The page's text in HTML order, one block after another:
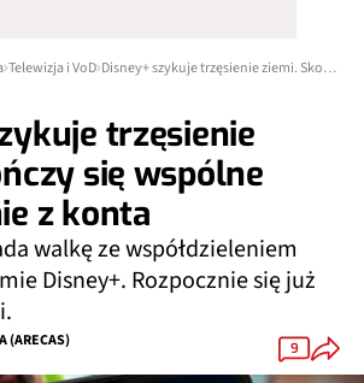
Telewizja i VoD Disney+ szykuje trzęsienie ziemi. Skończy się wspólne korzystanie z konta
trzęsienie
się wspólne
z konta
walkę ze współdzieleniem
Disney+. Rozpocznie się już
(ARECAS)
9